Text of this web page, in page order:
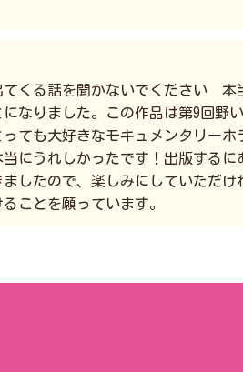
てくる話を聞かないでください 本
なりました。この作品は第9回野い
ても大好きなモキュメンタリーホ
にうれしかったです！出版するに
したので、楽しみにしていただけ
ことを願っています。